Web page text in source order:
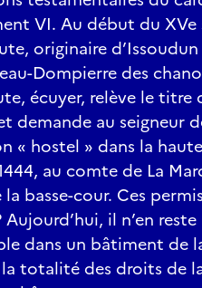
VI. Au début du
originaire
Dompierre des
écuyer, relève le
demande au seigneur
« hostel » dans la
au comte de La
la basse-cour. Ces
il n’en reste
dans un bâtiment de
totalité des droits de